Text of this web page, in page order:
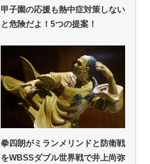
甲子園の応援も熱中症対策しない
と危険だよ！5つの提案！
拳四朗がミランメリンドと防衛戦
をWBSSダブル世界戦で井上尚弥